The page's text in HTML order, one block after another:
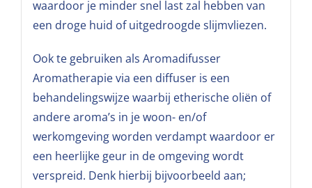
waardoor je minder snel last zal hebben van
een droge huid of uitgedroogde slijmvliezen.
Ook te gebruiken als Aromadifusser
Aromatherapie via een diffuser is een
behandelingswijze waarbij etherische oliën of
andere aroma’s in je woon- en/of
werkomgeving worden verdampt waardoor er
een heerlijke geur in de omgeving wordt
verspreid. Denk hierbij bijvoorbeeld aan;